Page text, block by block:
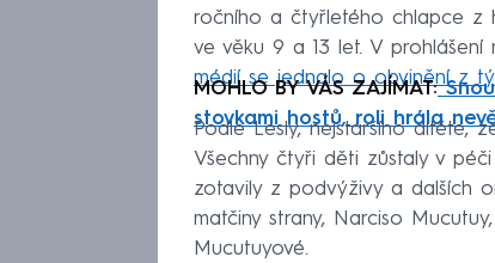
ročního a čtyřletého chlapce z
ve věku 9 a 13 let. V prohlášení
médií se jednalo o obvinění z
MOHLO BY VÁS ZAJÍMAT:
stovkami hostů, roli hrála
Podle Lesly, nejstaršího dítěte,
Všechny čtyři děti zůstaly v
zotavily z podvýživy a dalších
matčiny strany, Narciso
Mucutuyové.